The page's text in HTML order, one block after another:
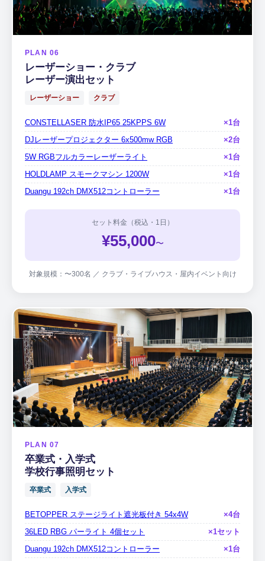
PLAN 06
レーザーショー・クラブ
レーザー演出セット
レーザーショー クラブ
CONSTELLASER 防水IP65 25KPPS 6W
×1台
DJレーザープロジェクター 6x500mw RGB
×2台
5W RGBフルカラーレーザーライト
×1台
HOLDLAMP スモークマシン 1200W
×1台
Duangu 192ch DMX512コントローラー
×1台
セット料金（税込・1日）
¥55,000〜
対象規模：〜300名 ／ クラブ・ライブハウス・屋内イベント向け
PLAN 07
卒業式・入学式
学校行事照明セット
卒業式 入学式
BETOPPER ステージライト遮光板付き 54x4W
×4台
36LED RBG パーライト 4個セット
×1セット
Duangu 192ch DMX512コントローラー
×1台